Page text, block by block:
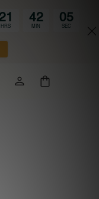
21
HRS
42
MIN
05
SEC